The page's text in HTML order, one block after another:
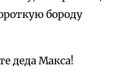
бороду
деда Макса!